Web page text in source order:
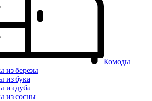
Комоды
из березы
из бука
из дуба
из сосны